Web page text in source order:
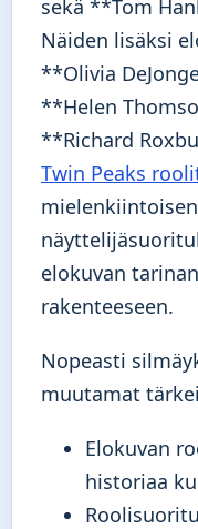
sekä **Tom
Näiden lisäksi
**Olivia
**Helen
**Richard
Twin Peaks
elokuvan
rakenteeseen.
Nopeasti
muutamat
Elokuvan
historiaa